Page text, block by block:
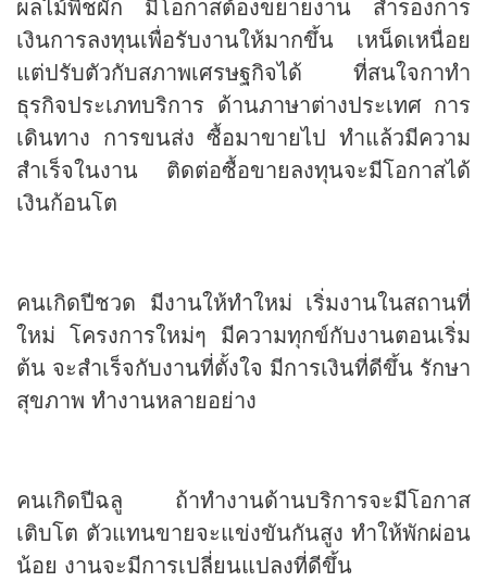
ผลไม้พืชผัก มีโอกาสต้องขยายงาน สำรองการ
เงินการลงทุนเพื่อรับงานให้มากขึ้น เหน็ดเหนื่อย
แต่ปรับตัวกับสภาพเศรษฐกิจได้ ที่สนใจกาทำ
ธุรกิจประเภทบริการ ด้านภาษาต่างประเทศ การ
เดินทาง การขนส่ง ซื้อมาขายไป ทำแล้วมีความ
สำเร็จในงาน ติดต่อซื้อขายลงทุนจะมีโอกาสได้
เงินก้อนโต
คนเกิดปีชวด มีงานให้ทำใหม่ เริ่มงานในสถานที่
ใหม่ โครงการใหม่ๆ มีความทุกข์กับงานตอนเริ่ม
ต้น จะสำเร็จกับงานที่ตั้งใจ มีการเงินที่ดีขึ้น รักษา
สุขภาพ ทำงานหลายอย่าง
คนเกิดปีฉลู ถ้าทำงานด้านบริการจะมีโอกาส
เติบโต ตัวแทนขายจะแข่งขันกันสูง ทำให้พักผ่อน
น้อย งานจะมีการเปลี่ยนแปลงที่ดีขึ้น